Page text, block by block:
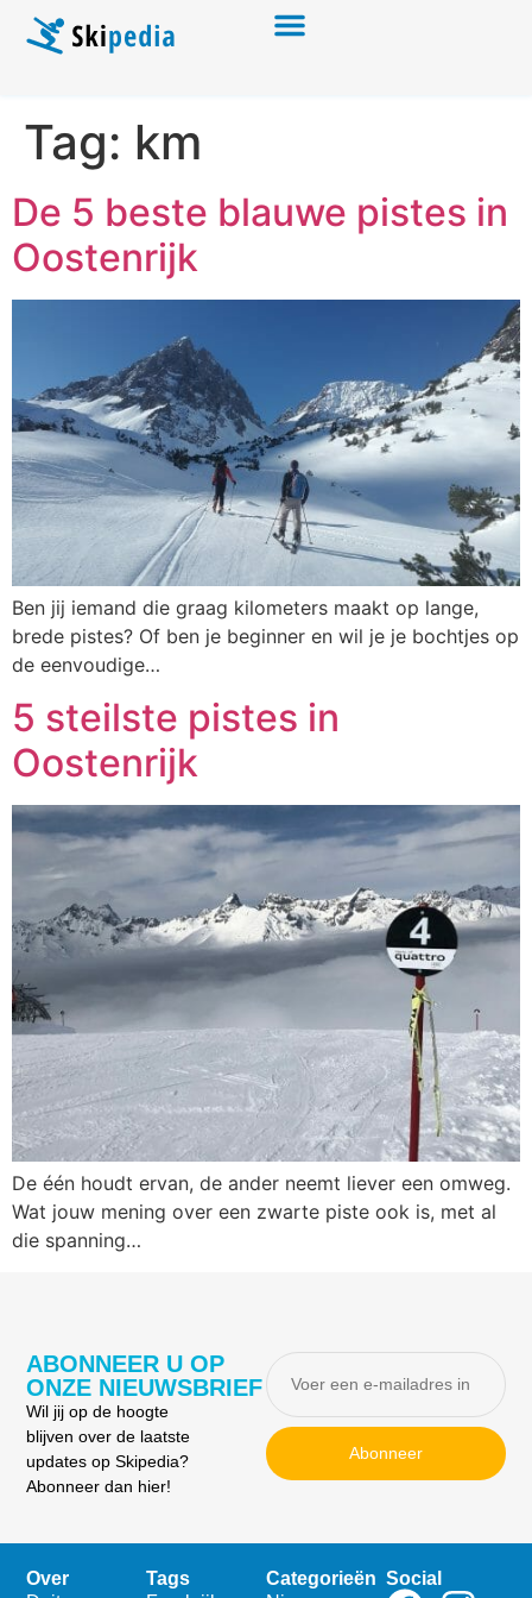
Tag: km
De 5 beste blauwe pistes in
Oostenrijk
Ben jij iemand die graag kilometers maakt op lange,
brede pistes? Of ben je beginner en wil je je bochtjes op
de eenvoudige…
5 steilste pistes in
Oostenrijk
De één houdt ervan, de ander neemt liever een omweg.
Wat jouw mening over een zwarte piste ook is, met al
die spanning…
ABONNEER U OP
ONZE NIEUWSBRIEF
Wil jij op de hoogte
blijven over de laatste
updates op Skipedia?
Abonneer dan hier!
Abonneer
Over
Tags
Categorieën Social